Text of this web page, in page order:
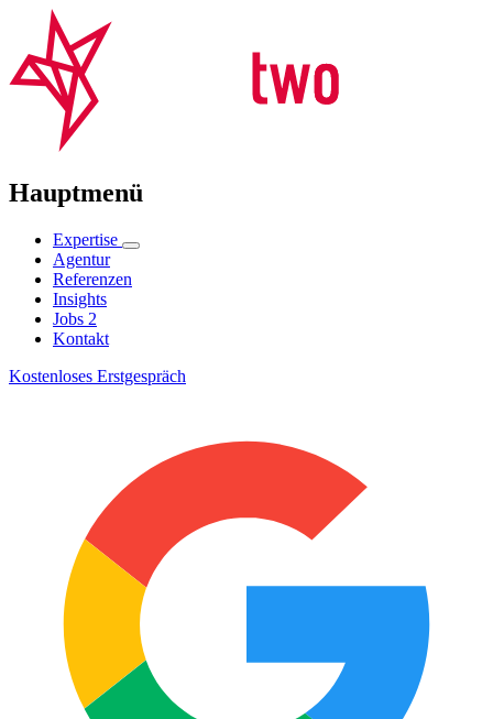
Hauptmenü
Expertise
Agentur
Referenzen
Insights
Jobs 2
Kontakt
Kostenloses Erstgespräch